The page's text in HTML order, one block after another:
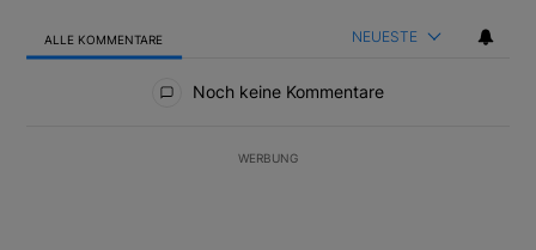
ALLE KOMMENTARE NEUESTE
Noch keine Kommentare
WERBUNG